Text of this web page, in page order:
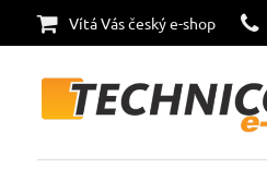
Vítá Vás český e-shop